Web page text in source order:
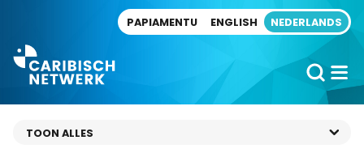
PAPIAMENTU ENGLISH NEDERLANDS